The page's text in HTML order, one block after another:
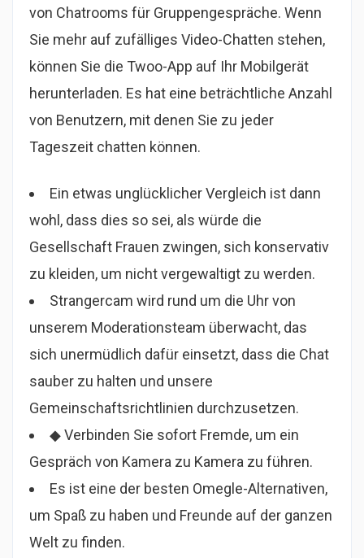
von Chatrooms für Gruppengespräche. Wenn
Sie mehr auf zufälliges Video-Chatten stehen,
können Sie die Twoo-App auf Ihr Mobilgerät
herunterladen. Es hat eine beträchtliche Anzahl
von Benutzern, mit denen Sie zu jeder
Tageszeit chatten können.
Ein etwas unglücklicher Vergleich ist dann
wohl, dass dies so sei, als würde die
Gesellschaft Frauen zwingen, sich konservativ
zu kleiden, um nicht vergewaltigt zu werden.
Strangercam wird rund um die Uhr von
unserem Moderationsteam überwacht, das
sich unermüdlich dafür einsetzt, dass die Chat
sauber zu halten und unsere
Gemeinschaftsrichtlinien durchzusetzen.
◆ Verbinden Sie sofort Fremde, um ein
Gespräch von Kamera zu Kamera zu führen.
Es ist eine der besten Omegle-Alternativen,
um Spaß zu haben und Freunde auf der ganzen
Welt zu finden.